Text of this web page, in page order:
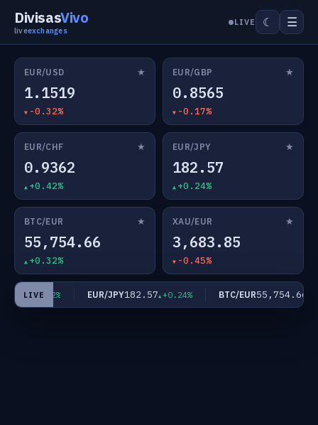
DivisasVivo
liveexchanges
LIVE ☾ ☰
EUR/USD ★
1.1519
-0.32%
EUR/GBP ★
0.8565
-0.17%
EUR/CHF ★
0.9362
+0.42%
EUR/JPY ★
182.57
+0.24%
BTC/EUR ★
55,754.66
+0.32%
XAU/EUR ★
3,683.85
-0.45%
LIVE
+0.42% EUR/JPY182.57 +0.24% BTC/EUR55,754.66